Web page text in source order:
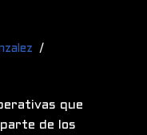
que
de los